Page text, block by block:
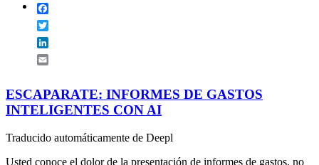
ESCAPARATE: INFORMES DE GASTOS
INTELIGENTES CON AI
Traducido automáticamente de Deepl
Usted conoce el dolor de la presentación de informes de gastos, no